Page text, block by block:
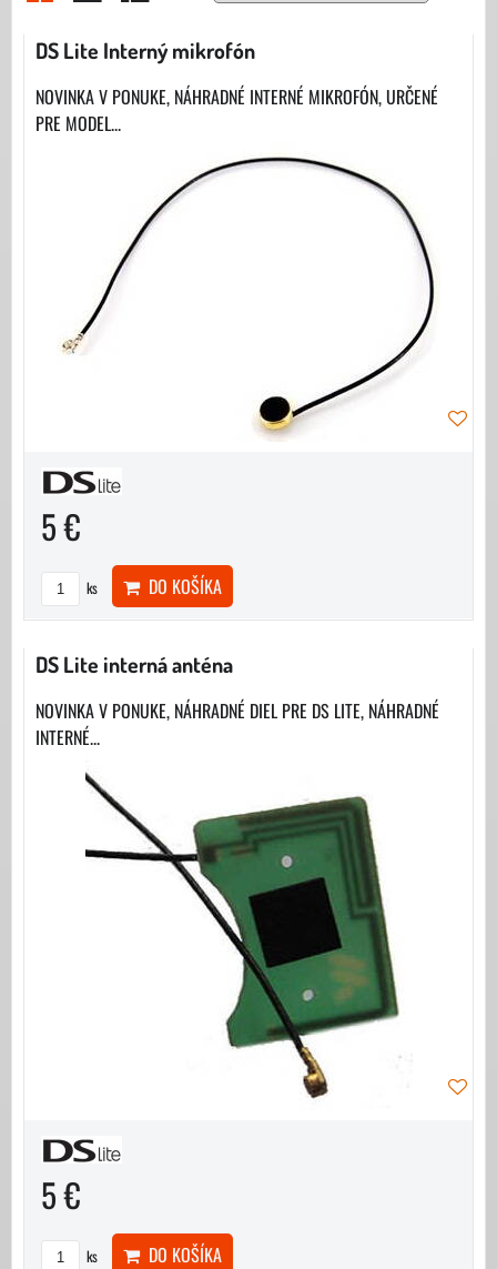
MriežkaZoznamTabuľka
DS Lite Interný mikrofón
NOVINKA V PONUKE, NÁHRADNÉ INTERNÉ MIKROFÓN, URČENÉ
PRE MODEL...
5 €
ks DO KOŠÍKA
DS Lite interná anténa
NOVINKA V PONUKE, NÁHRADNÉ DIEL PRE DS LITE, NÁHRADNÉ
INTERNÉ...
5 €
ks DO KOŠÍKA